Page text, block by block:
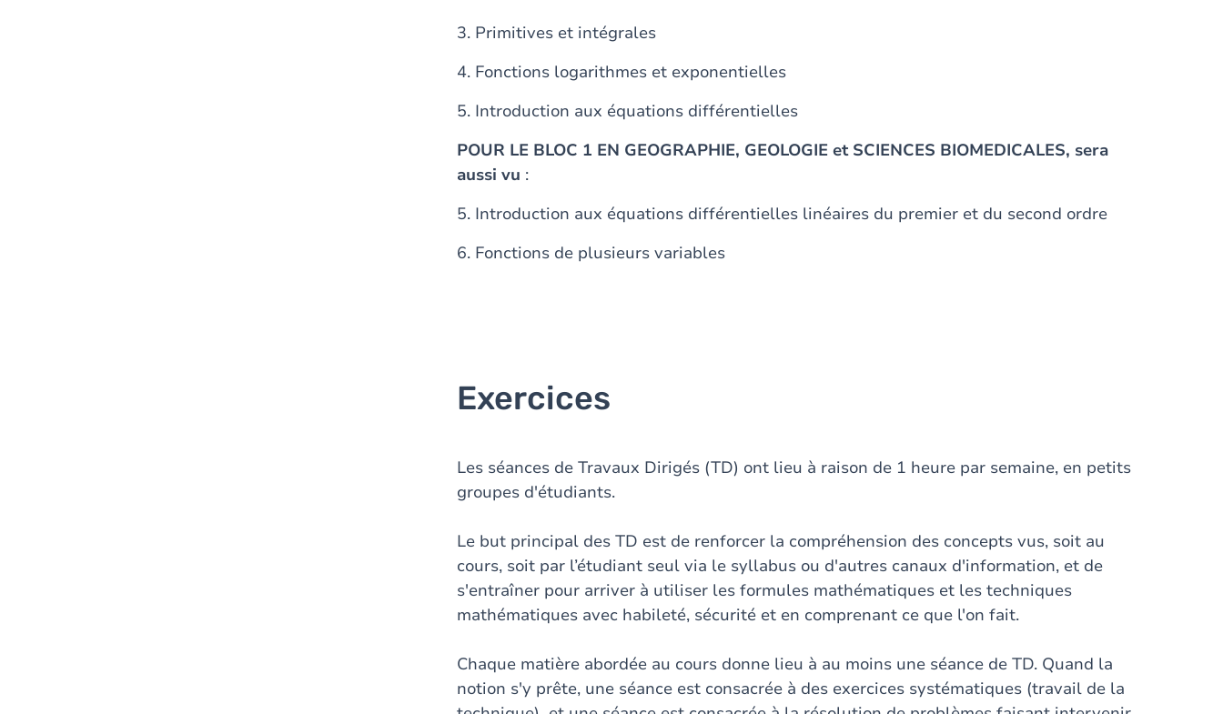
3. Primitives et intégrales
4. Fonctions logarithmes et exponentielles
5. Introduction aux équations différentielles
POUR LE BLOC 1 EN GEOGRAPHIE, GEOLOGIE et SCIENCES BIOMEDICALES, sera
aussi vu :
5. Introduction aux équations différentielles linéaires du premier et du second ordre
6. Fonctions de plusieurs variables
Exercices
Les séances de Travaux Dirigés (TD) ont lieu à raison de 1 heure par semaine, en petits
groupes d'étudiants.
Le but principal des TD est de renforcer la compréhension des concepts vus, soit au
cours, soit par l’étudiant seul via le syllabus ou d'autres canaux d'information, et de
s'entraîner pour arriver à utiliser les formules mathématiques et les techniques
mathématiques avec habileté, sécurité et en comprenant ce que l'on fait.
Chaque matière abordée au cours donne lieu à au moins une séance de TD. Quand la
notion s'y prête, une séance est consacrée à des exercices systématiques (travail de la